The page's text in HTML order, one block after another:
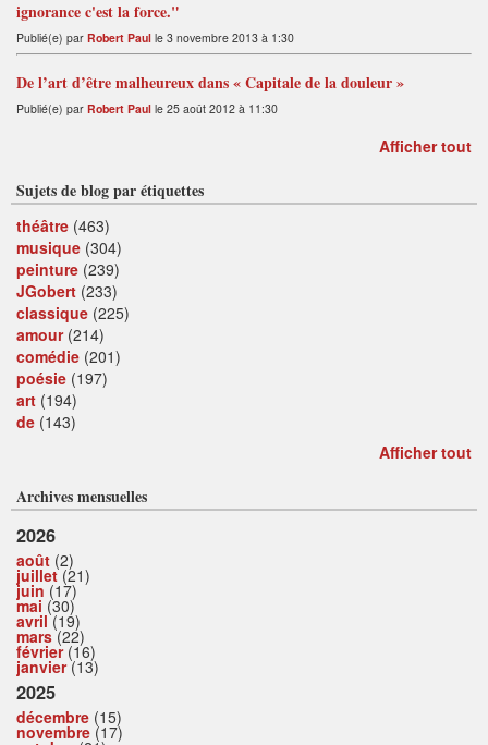
ignorance c'est la force."
Publié(e) par Robert Paul le 3 novembre 2013 à 1:30
De l’art d’être malheureux dans « Capitale de la douleur »
Publié(e) par Robert Paul le 25 août 2012 à 11:30
Afficher tout
Sujets de blog par étiquettes
théâtre (463)
musique (304)
peinture (239)
JGobert (233)
classique (225)
amour(214)
comédie (201)
poésie (197)
art (194)
de (143)
Afficher tout
Archives mensuelles
2026
août (2)
juillet(21)
juin (17)
mai (30)
avril(19)
mars(22)
février(16)
janvier(13)
2025
décembre (15)
novembre (17)